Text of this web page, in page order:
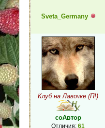
Sveta_Germany
Клуб на Лавочке (П!)
соАвтор
Отличия: 61